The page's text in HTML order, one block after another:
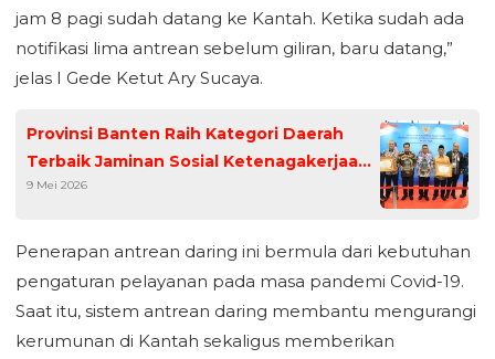
jam 8 pagi sudah datang ke Kantah. Ketika sudah ada
notifikasi lima antrean sebelum giliran, baru datang,”
jelas I Gede Ketut Ary Sucaya.
Provinsi Banten Raih Kategori Daerah
Terbaik Jaminan Sosial Ketenagakerjaan
Paritrana Award
9 Mei 2026
Penerapan antrean daring ini bermula dari kebutuhan
pengaturan pelayanan pada masa pandemi Covid-19.
Saat itu, sistem antrean daring membantu mengurangi
kerumunan di Kantah sekaligus memberikan